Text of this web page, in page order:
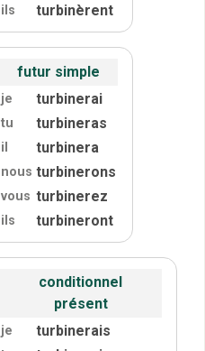
ils turbinèrent
futur simple
je turbinerai
tu turbineras
il turbinera
nous turbinerons
vous turbinerez
ils turbineront
conditionnel
présent
je turbinerais